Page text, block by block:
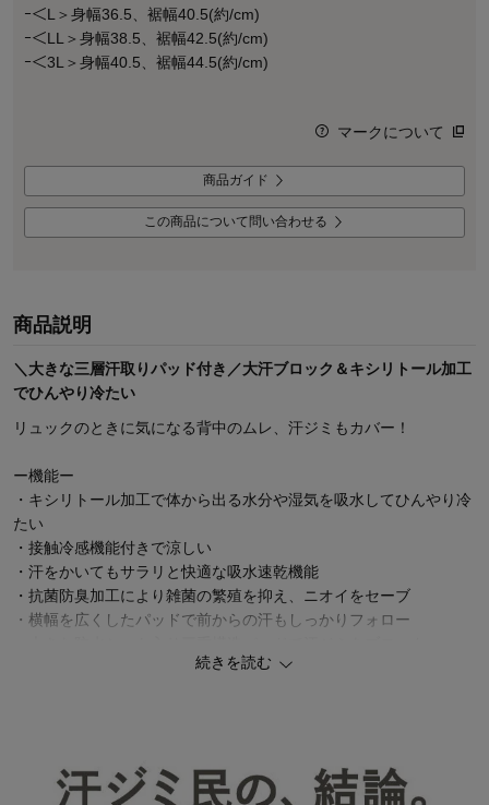
ｰ＜L＞身幅36.5、裾幅40.5(約/cm)
ｰ＜LL＞身幅38.5、裾幅42.5(約/cm)
ｰ＜3L＞身幅40.5、裾幅44.5(約/cm)
マークについて
商品ガイド
この商品について問い合わせる
商品説明
＼大きな三層汗取りパッド付き／大汗ブロック＆キシリトール加工
でひんやり冷たい
リュックのときに気になる背中のムレ、汗ジミもカバー！
ー機能ー
・キシリトール加工で体から出る水分や湿気を吸水してひんやり冷
たい
・接触冷感機能付きで涼しい
・汗をかいてもサラリと快適な吸水速乾機能
・抗菌防臭加工により雑菌の繁殖を抑え、ニオイをセーブ
・横幅を広くしたパッドで前からの汗もしっかりフォロー
・脇パッドの防水シートは消臭加工を施しているので、脇汗のニオ
・ベタつきにくくさわやかな着心地
・取り扱い表示は転写プリントにすることで、洗濯ネームのチクチ
続きを読む